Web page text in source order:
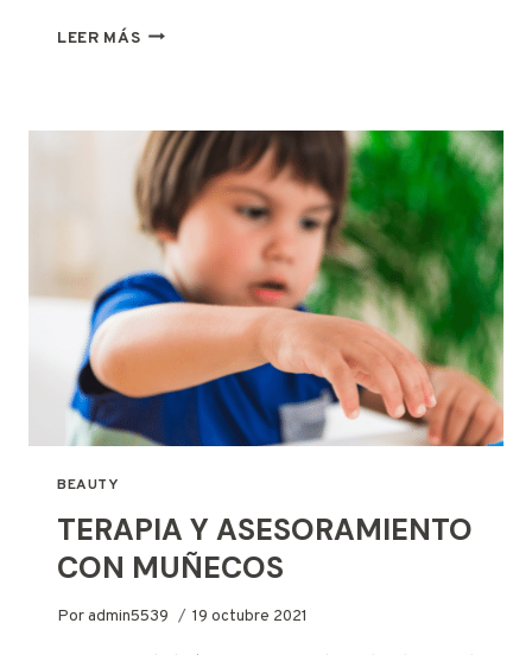
LEER MÁSTERAPIA
BEAUTY
TERAPIA Y ASESORAMIENTO
CON MUÑECOS
Poradmin5539 19 octubre 2021